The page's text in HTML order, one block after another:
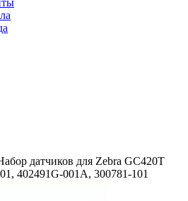
датчиков для Zebra GC420T
402491G-001A, 300781-101